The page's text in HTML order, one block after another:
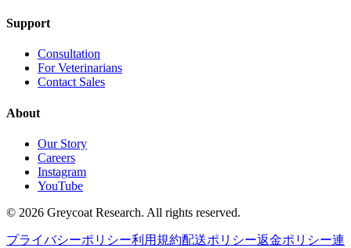
Support
Consultation
For Veterinarians
Contact Sales
About
Our Story
Careers
Instagram
YouTube
© 2026 Greycoat Research. All rights reserved.
プライバシーポリシー利用規約配送ポリシー返金ポリシー連